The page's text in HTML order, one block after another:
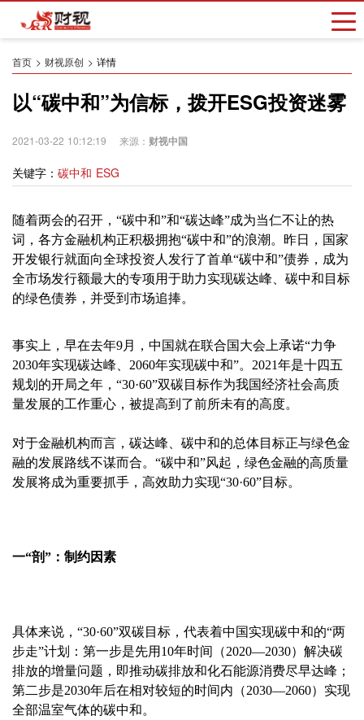
首页 财视原创 详情
以“碳中和”为信标，拨开ESG投资迷雾
2021-03-22 10:12:19 来源： 财视中国
关键字： 碳中和 ESG
随着两会的召开，“碳中和”和“碳达峰”成为当仁不让的热
词，各方金融机构正积极拥抱“碳中和”的浪潮。昨日，国家
开发银行就面向全球投资人发行了首单“碳中和”债券，成为
全市场发行额最大的专项用于助力实现碳达峰、碳中和目标
的绿色债券，并受到市场追捧。
事实上，早在去年9月，中国就在联合国大会上承诺“力争
2030年实现碳达峰、2060年实现碳中和”。2021年是十四五
规划的开局之年，“30·60”双碳目标作为我国经济社会高质
量发展的工作重心，被提高到了前所未有的高度。
对于金融机构而言，碳达峰、碳中和的总体目标正与绿色金
融的发展路线不谋而合。“碳中和”风起，绿色金融的高质量
发展将成为重要抓手，高效助力实现“30·60”目标。
一“剖”：制约因素
具体来说，“30·60”双碳目标，代表着中国实现碳中和的“两
步走”计划：第一步是先用10年时间（2020—2030）解决碳
排放的增量问题，即推动碳排放和化石能源消费尽早达峰；
第二步是2030年后在相对较短的时间内（2030—2060）实现
全部温室气体的碳中和。